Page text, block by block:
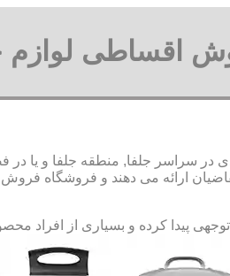
اقساطی لوازم
سراسر جلفا, منطقه جلفا و یا
ارائه می دهند و فروشگاه
پیدا کرده و بسیاری از افراد